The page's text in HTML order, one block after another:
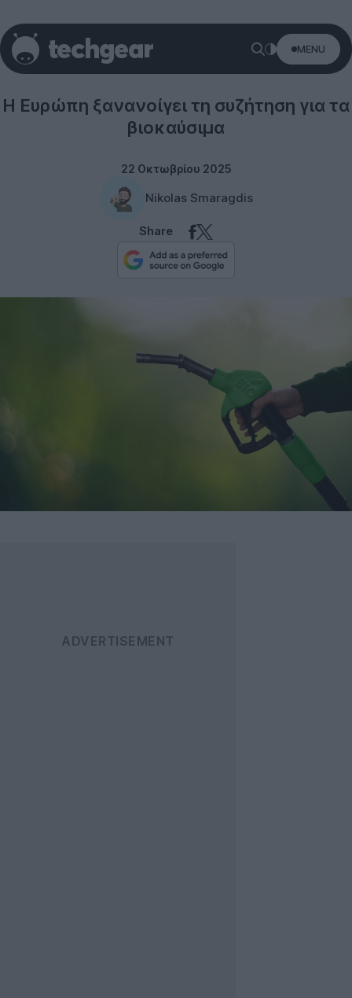
MENU
Technology
Η Ευρώπη ξανανοίγει τη συζήτηση για τα
βιοκαύσιμα
22 Οκτωβρίου 2025
Nikolas Smaragdis
Share